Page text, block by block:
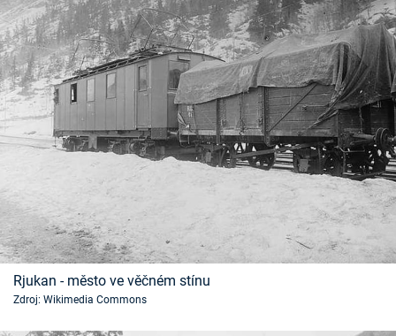
Rjukan - město ve věčném stínu
Zdroj: Wikimedia Commons